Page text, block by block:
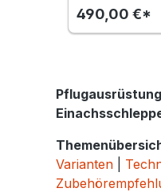
und Neigung
Radgewichte
hergestellt in
490,00 €*
Varianten